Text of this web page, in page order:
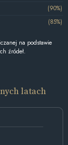
(90%)
(85%)
na podstawie
źródeł.
latach